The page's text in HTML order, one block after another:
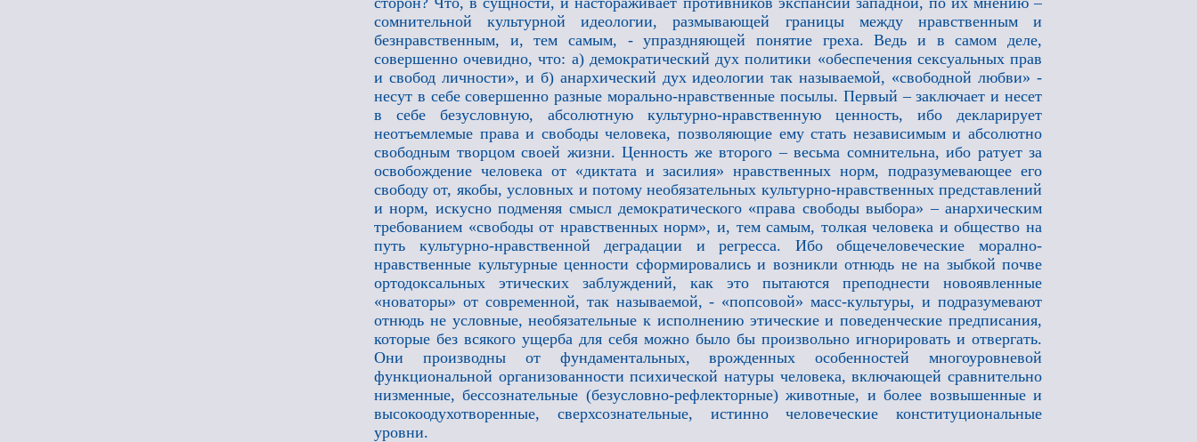
сомнительной культурной идеологии, размывающей границы между нравственным и
безнравственным, и, тем самым, - упраздняющей понятие греха. Ведь и в самом деле,
совершенно очевидно, что: а) демократический дух политики «обеспечения сексуальных прав
и свобод личности», и б) анархический дух идеологии так называемой, «свободной любви» -
несут в себе совершенно разные морально-нравственные посылы. Первый – заключает и несет
в себе безусловную, абсолютную культурно-нравственную ценность, ибо декларирует
неотъемлемые права и свободы человека, позволяющие ему стать независимым и абсолютно
свободным творцом своей жизни. Ценность же второго – весьма сомнительна, ибо ратует за
освобождение человека от «диктата и засилия» нравственных норм, подразумевающее его
свободу от, якобы, условных и потому необязательных культурно-нравственных представлений
и норм, искусно подменяя смысл демократического «права свободы выбора» – анархическим
требованием «свободы от нравственных норм», и, тем самым, толкая человека и общество на
путь культурно-нравственной деградации и регресса. Ибо общечеловеческие морално-
нравственные культурные ценности сформировались и возникли отнюдь не на зыбкой почве
ортодоксальных этических заблуждений, как это пытаются преподнести новоявленные
«новаторы» от современной, так называемой, - «попсовой» масс-культуры, и подразумевают
отнюдь не условные, необязательные к исполнению этические и поведенческие предписания,
которые без всякого ущерба для себя можно было бы произвольно игнорировать и отвергать.
Они производны от фундаментальных, врожденных особенностей многоуровневой
функциональной организованности психической натуры человека, включающей сравнительно
низменные, бессознательные (безусловно-рефлекторные) животные, и более возвышенные и
высокоодухотворенные, сверхсознательные, истинно человеческие конституциональные
уровни.